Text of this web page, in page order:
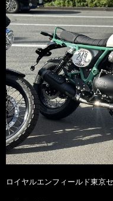
ロイヤルエンフィールド東京